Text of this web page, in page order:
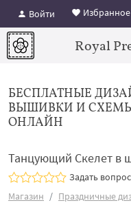
Войти Избранное
Royal
БЕСПЛАТНЫЕ
ВЫШИВКИ И
ОНЛАЙН
Танцующий Скелет в
Задать вопрос
Магазин
Праздничные